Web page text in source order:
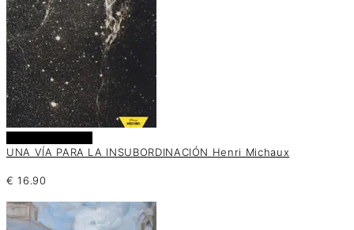
UNA VÍA PARA LA INSUBORDINACIÓN Henri Michaux
€ 16.90